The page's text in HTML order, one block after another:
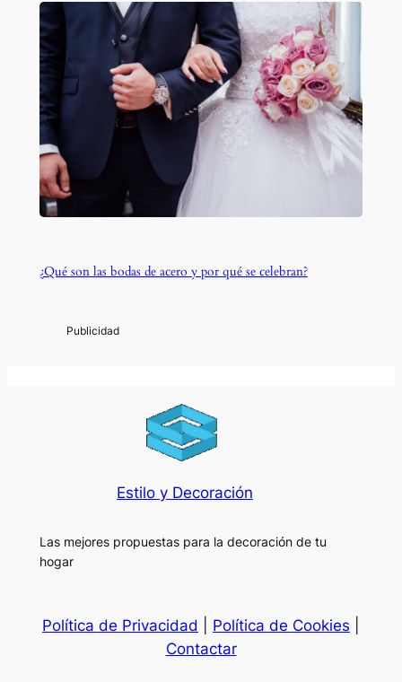
¿Qué son las bodas de acero y por qué se celebran?
Estilo y Decoración
Las mejores propuestas para la decoración de tu
hogar
Política de Privacidad Política de Cookies
Contactar